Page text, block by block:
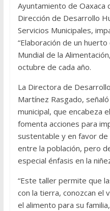
Ayuntamiento de Oaxaca
Dirección de Desarrollo
Servicios Municipales,
“Elaboración de un
Mundial de la
octubre de cada año.
La Directora de
Martínez Rasgado,
municipal, que encabeza
fomenta acciones para
sustentable y en favor de
entre la población, pero
especial énfasis en la
“Este taller permite que
con la tierra, conozcan el
el alimento para su